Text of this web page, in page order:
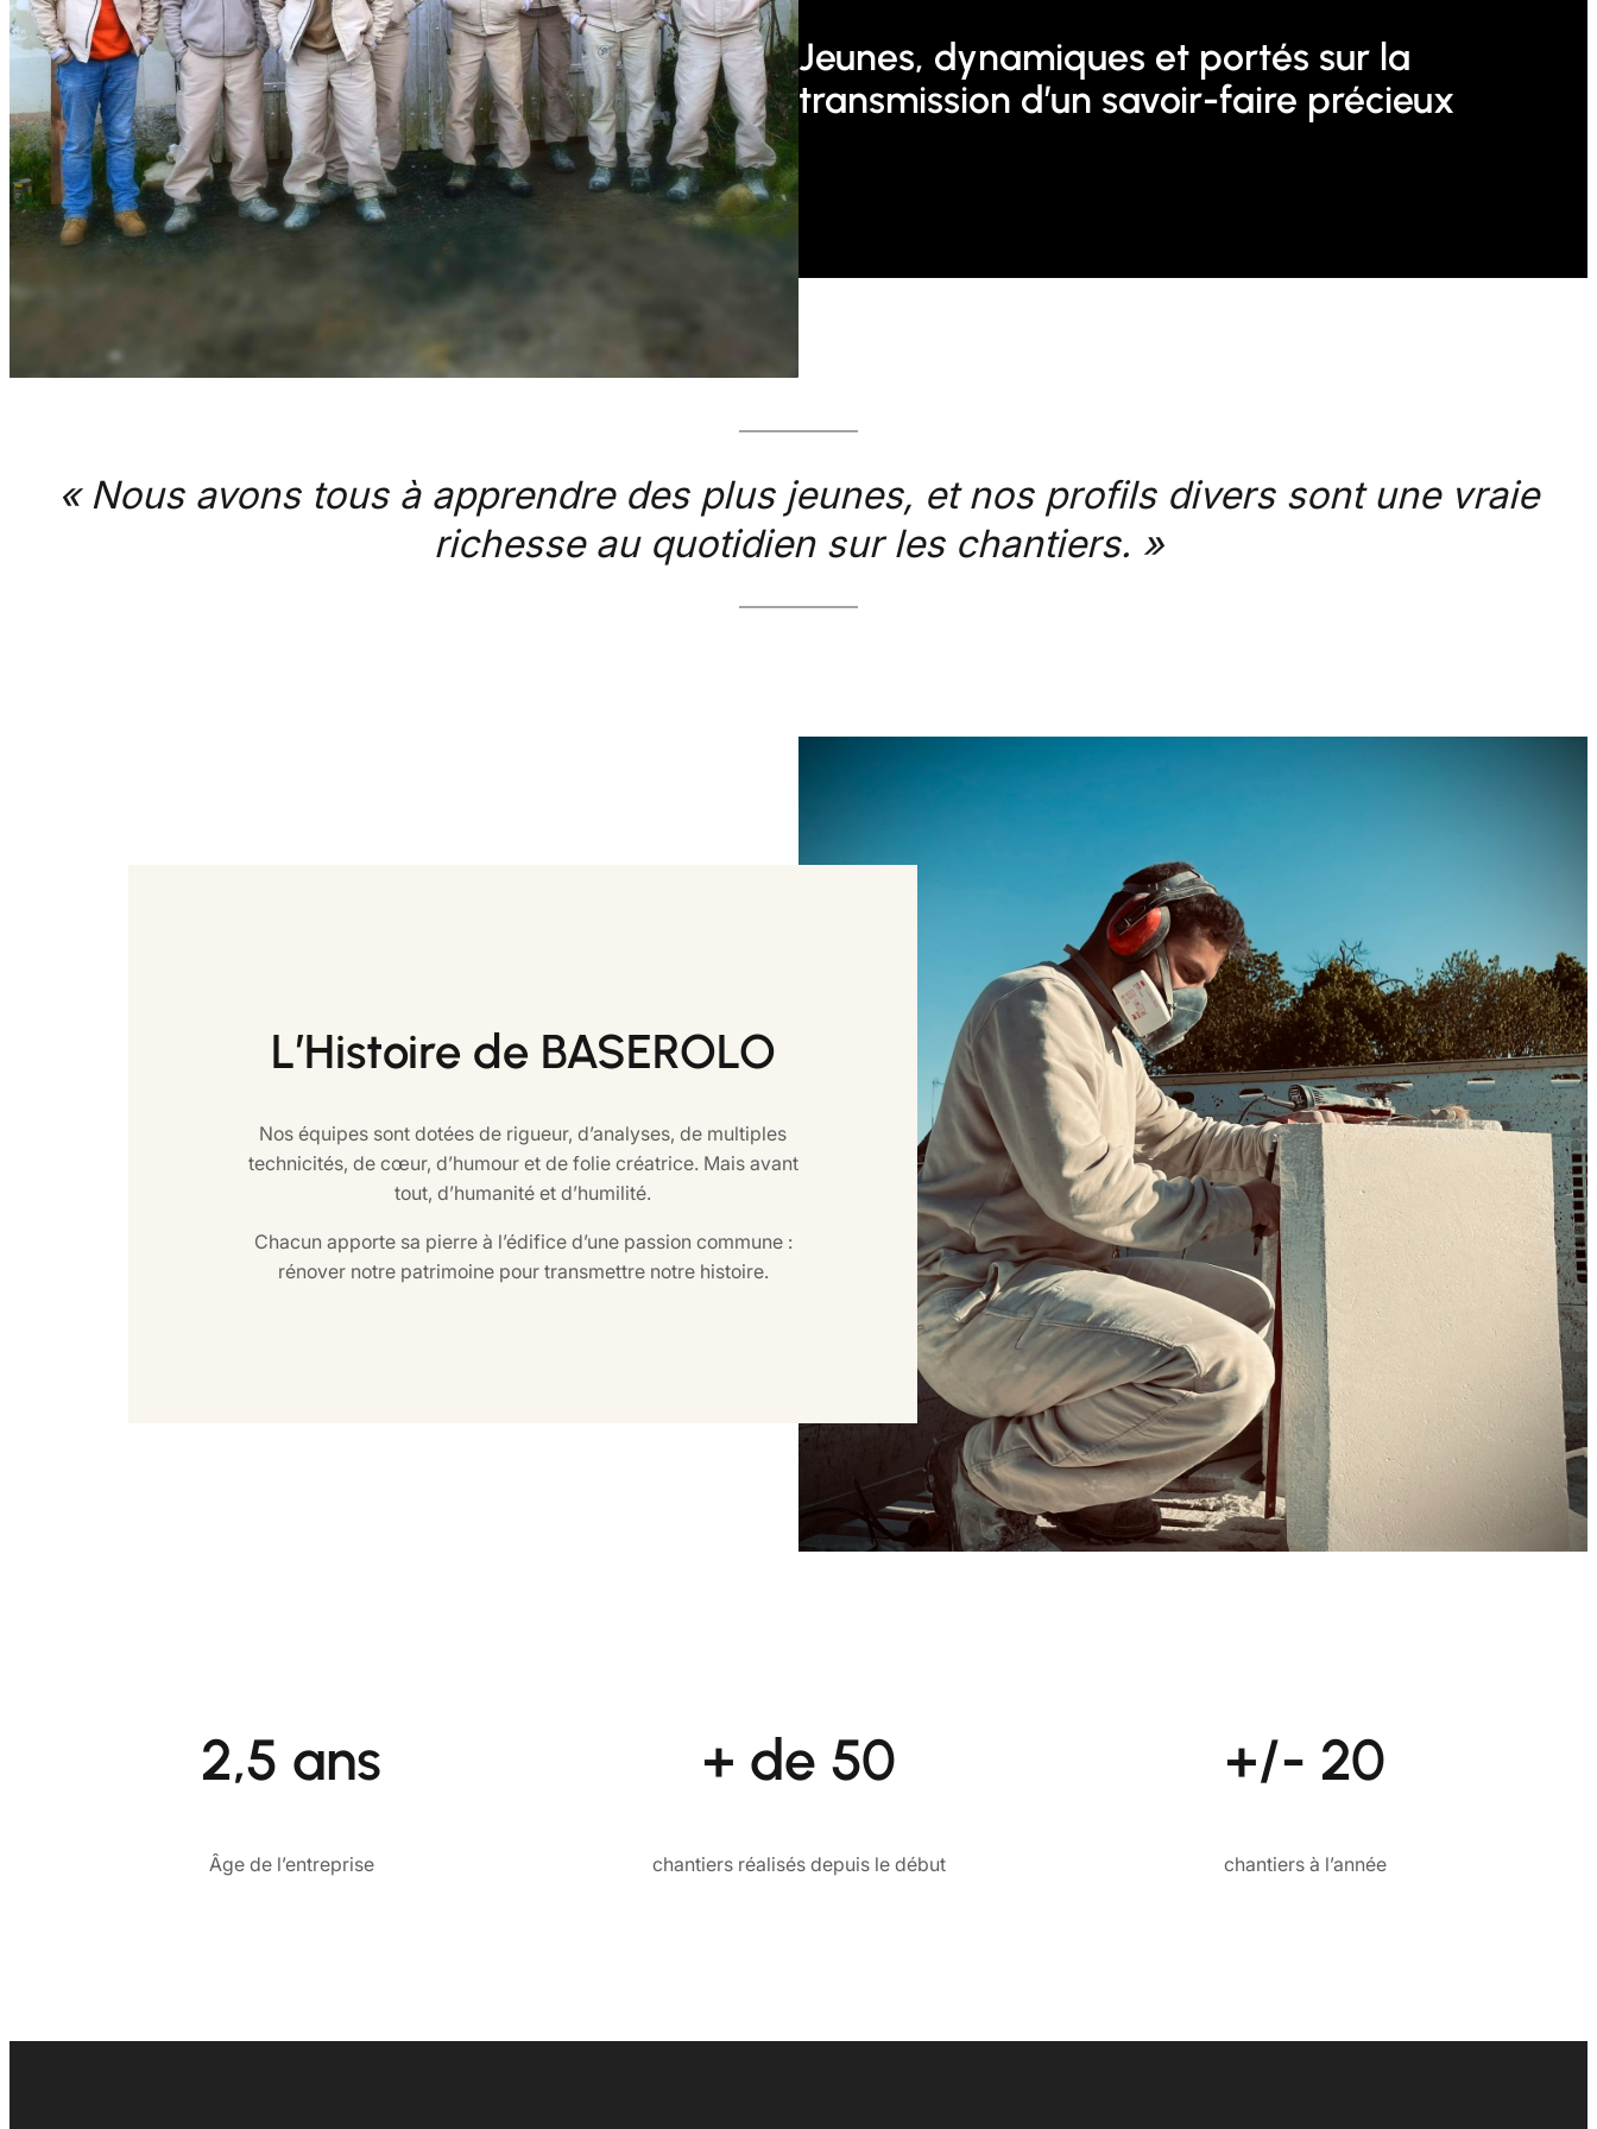
Jeunes, dynamiques et portés sur la
transmission d’un savoir-faire précieux
« Nous avons tous à apprendre des plus jeunes, et nos profils divers sont une vraie
richesse au quotidien sur les chantiers. »
L’Histoire de BASEROLO
Nos équipes sont dotées de rigueur, d’analyses, de multiples
technicités, de cœur, d’humour et de folie créatrice. Mais avant
tout, d’humanité et d’humilité.
Chacun apporte sa pierre à l’édifice d’une passion commune :
rénover notre patrimoine pour transmettre notre histoire.
2,5 ans
Âge de l’entreprise
+ de 50
chantiers réalisés depuis le début
+/- 20
chantiers à l’année